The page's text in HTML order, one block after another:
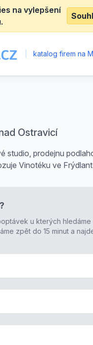
na vylepšení
katalog firem na
Ostravicí
studio, prodejnu
Vinotéku ve
u kterých hledáme
zpět do 15 minut a